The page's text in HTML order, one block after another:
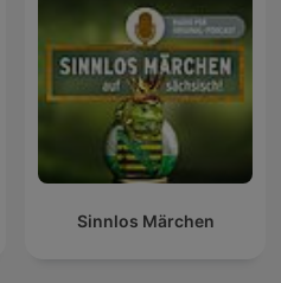
Sinnlos Märchen